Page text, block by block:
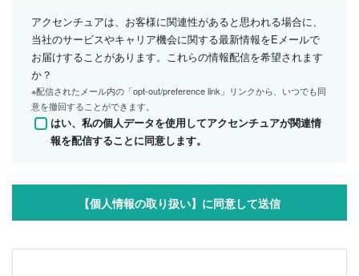
アクセンチュアは、お客様に関連性があると思われる場合に、
当社のサービスやキャリア機会に関する最新情報をEメールで
お届けすることがあります。これらの情報配信を希望されます
か？
※配信されたメール内の「opt-out/preference link」リンクから、いつでも同
意を撤回することができます。
はい、私の個人データを使用してアクセンチュアが関連情
報を配信することに同意します。